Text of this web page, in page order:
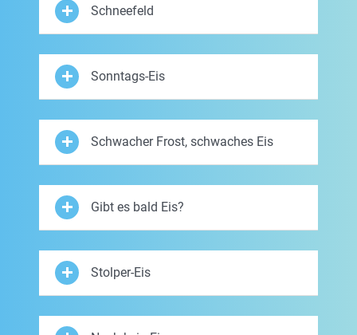
Schneefeld
Sonntags-Eis
Schwacher Frost, schwaches Eis
Gibt es bald Eis?
Stolper-Eis